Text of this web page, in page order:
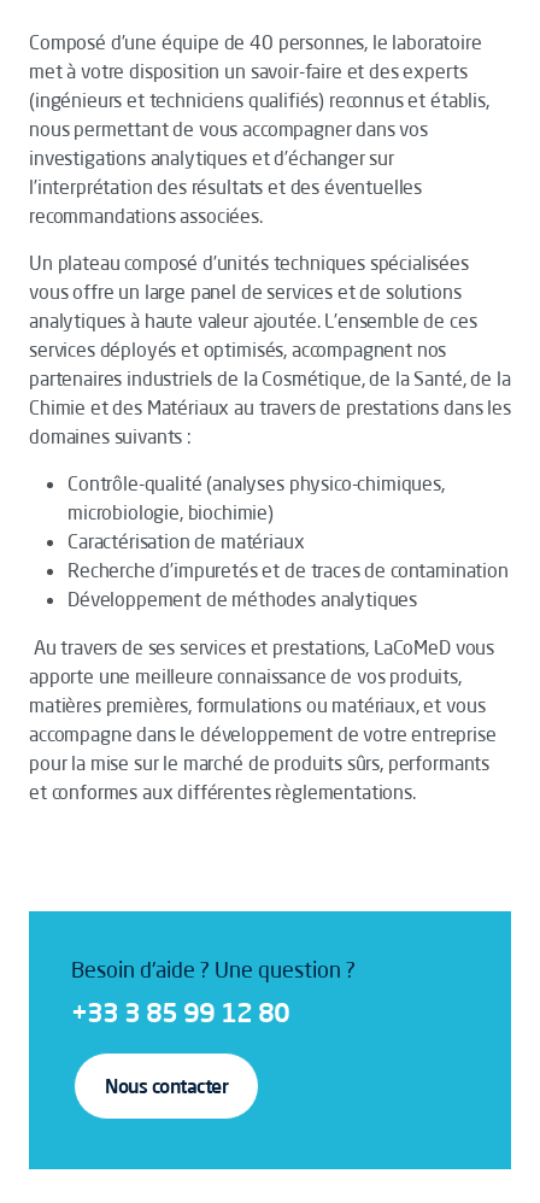
Composé d’une équipe de 40 personnes, le laboratoire
met à votre disposition un savoir-faire et des experts
(ingénieurs et techniciens qualifiés) reconnus et établis,
nous permettant de vous accompagner dans vos
investigations analytiques et d’échanger sur
l’interprétation des résultats et des éventuelles
recommandations associées.
Un plateau composé d’unités techniques spécialisées
vous offre un large panel de services et de solutions
analytiques à haute valeur ajoutée. L’ensemble de ces
services déployés et optimisés, accompagnent nos
partenaires industriels de la Cosmétique, de la Santé, de la
Chimie et des Matériaux au travers de prestations dans les
domaines suivants :
Contrôle-qualité (analyses physico-chimiques,
microbiologie, biochimie)
Caractérisation de matériaux
Recherche d’impuretés et de traces de contamination
Développement de méthodes analytiques
Au travers de ses services et prestations, LaCoMeD vous
apporte une meilleure connaissance de vos produits,
matières premières, formulations ou matériaux, et vous
accompagne dans le développement de votre entreprise
pour la mise sur le marché de produits sûrs, performants
et conformes aux différentes règlementations.
Besoin d'aide ? Une question ?
+33 3 85 99 12 80
Nous contacter